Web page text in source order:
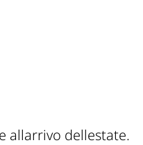
allarrivo dellestate.